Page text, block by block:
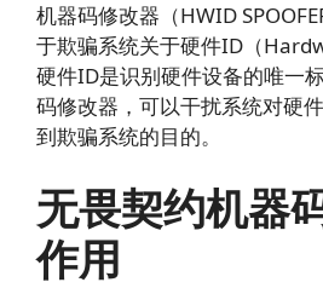
机器码修改器（HWID
于欺骗系统关于硬件ID（
硬件ID是识别硬件设备的唯一
码修改器，可以干扰系统对硬
到欺骗系统的目的。
无畏契约机器
作用